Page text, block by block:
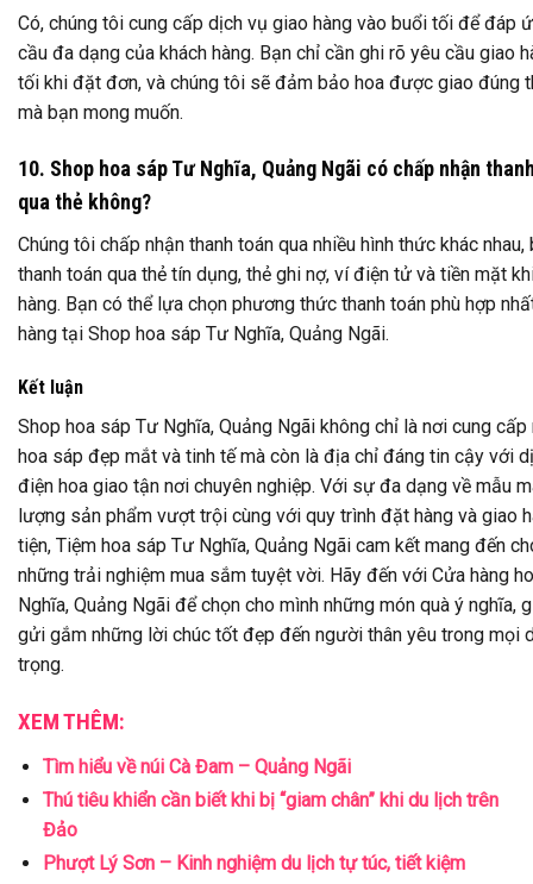
Có, chúng tôi cung cấp dịch vụ giao hàng vào buổi tối để đáp
cầu đa dạng của khách hàng. Bạn chỉ cần ghi rõ yêu cầu giao
tối khi đặt đơn, và chúng tôi sẽ đảm bảo hoa được giao đúng
mà bạn mong muốn.
10. Shop hoa sáp Tư Nghĩa, Quảng Ngãi có chấp nhận
qua thẻ không?
Chúng tôi chấp nhận thanh toán qua nhiều hình thức khác nhau,
thanh toán qua thẻ tín dụng, thẻ ghi nợ, ví điện tử và tiền mặt
hàng. Bạn có thể lựa chọn phương thức thanh toán phù hợp
hàng tại Shop hoa sáp Tư Nghĩa, Quảng Ngãi.
Kết luận
Shop hoa sáp Tư Nghĩa, Quảng Ngãi không chỉ là nơi cung
hoa sáp đẹp mắt và tinh tế mà còn là địa chỉ đáng tin cậy với
điện hoa giao tận nơi chuyên nghiệp. Với sự đa dạng về mẫu
lượng sản phẩm vượt trội cùng với quy trình đặt hàng và giao
tiện, Tiệm hoa sáp Tư Nghĩa, Quảng Ngãi cam kết mang đến
những trải nghiệm mua sắm tuyệt vời. Hãy đến với Cửa hàng
Nghĩa, Quảng Ngãi để chọn cho mình những món quà ý nghĩa,
gửi gắm những lời chúc tốt đẹp đến người thân yêu trong mọi
trọng.
XEM THÊM:
Tìm hiểu về núi Cà Đam – Quảng Ngãi
Thú tiêu khiển cần biết khi bị “giam chân” khi du lịch trên
Đảo
Phượt Lý Sơn – Kinh nghiệm du lịch tự túc, tiết kiệm